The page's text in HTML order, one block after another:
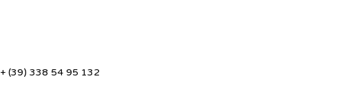
+ (39) 338 54 95 132